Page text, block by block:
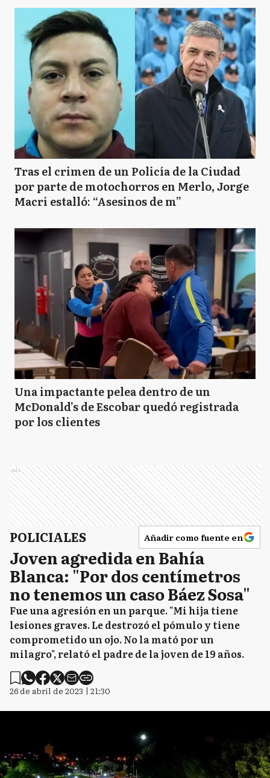
Tras el crimen de un Policía de la Ciudad
por parte de motochorros en Merlo, Jorge
Macri estalló: “Asesinos de m”
Una impactante pelea dentro de un
McDonald’s de Escobar quedó registrada
por los clientes
Ads
POLICIALES Añadir como fuente en
Joven agredida en Bahía
Blanca: "Por dos centímetros
no tenemos un caso Báez Sosa"
Fue una agresión en un parque. "Mi hija tiene
lesiones graves. Le destrozó el pómulo y tiene
comprometido un ojo. No la mató por un
milagro", relató el padre de la joven de 19 años.
26 de abril de 2023 | 21:30